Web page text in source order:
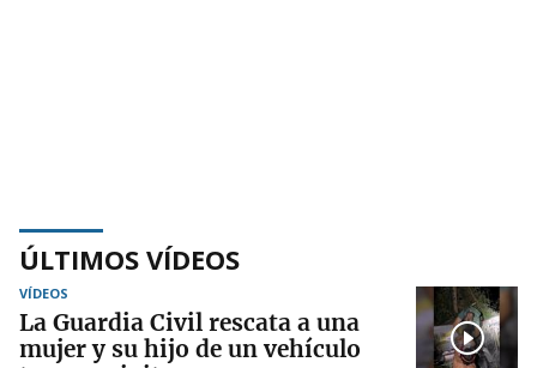
ÚLTIMOS VÍDEOS
VÍDEOS
La Guardia Civil rescata a una
mujer y su hijo de un vehículo